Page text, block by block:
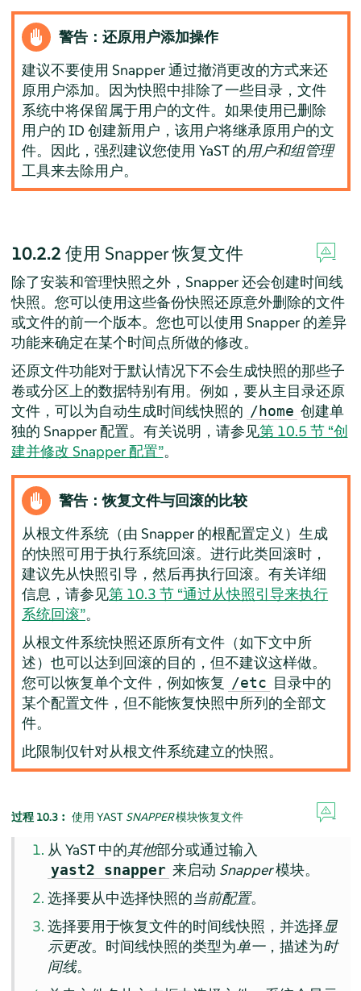
警告：还原用户添加操作
建议不要使用 Snapper 通过撤消更改的方式来还
原用户添加。因为快照中排除了一些目录，文件
系统中将保留属于用户的文件。如果使用已删除
用户的 ID 创建新用户，该用户将继承原用户的文
件。因此，强烈建议您使用 YaST 的用户和组管理
工具来去除用户。
10.2.2 使用 Snapper 恢复文件
除了安装和管理快照之外，Snapper 还会创建时间线
快照。您可以使用这些备份快照还原意外删除的文件
或文件的前一个版本。您也可以使用 Snapper 的差异
功能来确定在某个时间点所做的修改。
还原文件功能对于默认情况下不会生成快照的那些子
卷或分区上的数据特别有用。例如，要从主目录还原
文件，可以为自动生成时间线快照的 /home 创建单
独的 Snapper 配置。有关说明，请参见第 10.5 节 “创
建并修改 Snapper 配置”。
警告：恢复文件与回滚的比较
从根文件系统（由 Snapper 的根配置定义）生成
的快照可用于执行系统回滚。进行此类回滚时，
建议先从快照引导，然后再执行回滚。有关详细
信息，请参见第 10.3 节 “通过从快照引导来执行
系统回滚”。
从根文件系统快照还原所有文件（如下文中所
述）也可以达到回滚的目的，但不建议这样做。
您可以恢复单个文件，例如恢复 /etc 目录中的
某个配置文件，但不能恢复快照中所列的全部文
件。
此限制仅针对从根文件系统建立的快照。
过程 10.3︰ 使用 YAST SNAPPER模块恢复文件
从 YaST 中的其他部分或通过输入
yast2 snapper 来启动 Snapper模块。
选择要从中选择快照的当前配置。
选择要用于恢复文件的时间线快照，并选择显
示更改。时间线快照的类型为单一，描述为时
间线。